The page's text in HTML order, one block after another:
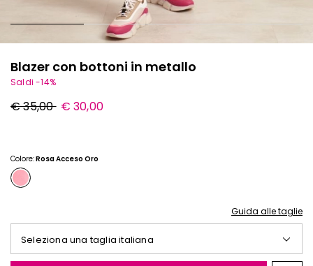
Blazer con bottoni in metallo
Saldi -14%
Prezzo
originale
€ 35,00 Nuovo
prezzo
€ 30,00
Colore:Rosa Acceso Oro
Guida alle taglie
Seleziona una taglia italiana